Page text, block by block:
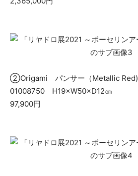
②Origami パンサー（Metallic Red)
01008750 H19×W50×D12㎝
97,900円